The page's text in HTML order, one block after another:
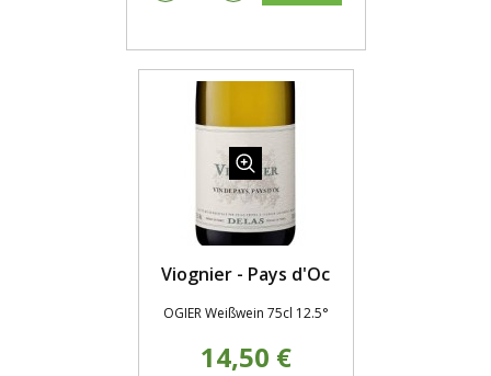
Viognier - Pays d'Oc
OGIER Weißwein 75cl 12.5°
14,50 €